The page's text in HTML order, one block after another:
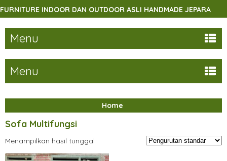
INDOOR DAN OUTDOOR ASLI HANDMADE JEPARA
Menu
Menu
Home
Sofa Multifungsi
Menampilkan hasil tunggal